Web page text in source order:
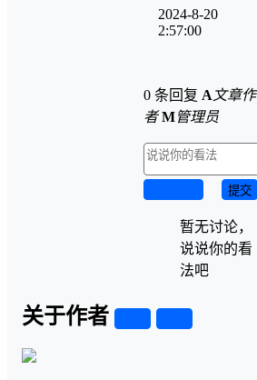
2024-8-20
2:57:00
0 条回复 A 文章作
者 M管理员
提交
暂无讨论，
说说你的看
法吧
关于作者